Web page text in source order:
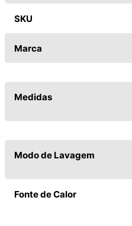
SKU
Marca
Medidas
Modo de Lavagem
Fonte de Calor